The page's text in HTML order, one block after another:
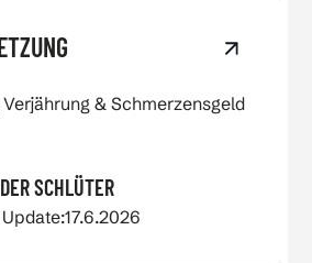
& Schmerzensgeld
SCHLÜTER
17.6.2026